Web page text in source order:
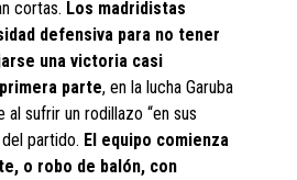
cortas. Los madridistas
defensiva para no tener
una victoria casi
parte, en la lucha Garuba
al sufrir un rodillazo “en sus
partido. El equipo comienza
o robo de balón, con